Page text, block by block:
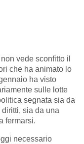
vede sconfitto il
che ha animato lo
ha visto
sulle lotte
segnata sia da
sia da una
fermarsi.
necessario